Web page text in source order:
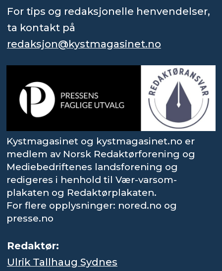
For tips og redaksjonelle henvendelser,
ta kontakt på
redaksjon@kystmagasinet.no
Kystmagasinet og kystmagasinet.no er
medlem av Norsk Redaktørforening og
Mediebedriftenes landsforening og
redigeres i henhold til Vær-varsom-
plakaten og Redaktørplakaten.
For flere opplysninger: nored.no og
presse.no
Redaktør:
Ulrik Tallhaug Sydnes